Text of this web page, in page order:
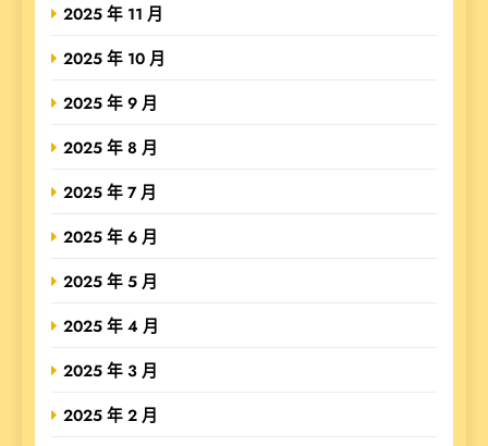
2025 年 11 月
2025 年 10 月
2025 年 9 月
2025 年 8 月
2025 年 7 月
2025 年 6 月
2025 年 5 月
2025 年 4 月
2025 年 3 月
2025 年 2 月